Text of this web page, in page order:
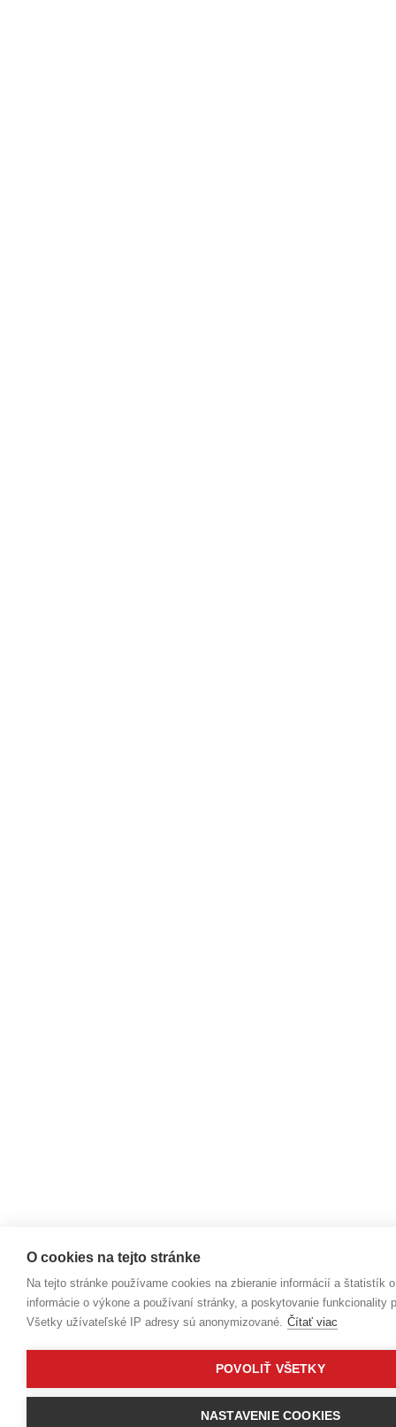
O cookies na tejto stránke
Na tejto stránke používame cookies na zbieranie informácií a štatistík
informácie o výkone a používaní stránky, a poskytovanie funkcionality
Všetky užívateľské IP adresy sú anonymizované. Čítať viac
POVOLIŤ VŠETKY
NASTAVENIE COOKIES